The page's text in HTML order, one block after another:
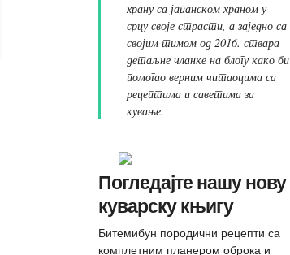
храну са јапанском храном у
срцу своје страсти, а заједно са
својим тимом од 2016. ствара
детаљне чланке на блогу како би
помогао верним читаоцима са
рецептима и саветима за
кување.
Погледајте нашу нову
куварску књигу
Битемибун породични рецепти са
комплетним планером оброка и